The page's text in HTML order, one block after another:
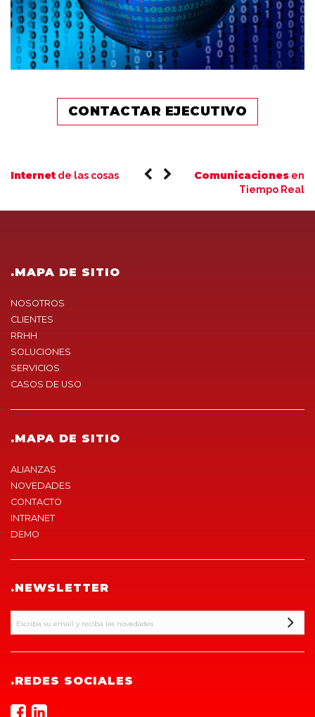
CONTACTAR EJECUTIVO
Internet de las cosas Comunicaciones en
Tiempo Real
.MAPA DE SITIO
NOSOTROS
CLIENTES
RRHH
SOLUCIONES
SERVICIOS
CASOS DE USO
.MAPA DE SITIO
ALIANZAS
NOVEDADES
CONTACTO
INTRANET
DEMO
.NEWSLETTER
.REDES SOCIALES